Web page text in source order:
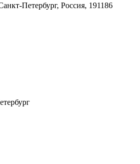
Петербург, Россия, 191186